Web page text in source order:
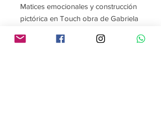
Matices emocionales y construcción
pictórica en Touch obra de Gabriela
En
Touch obra de Gabriela Roman